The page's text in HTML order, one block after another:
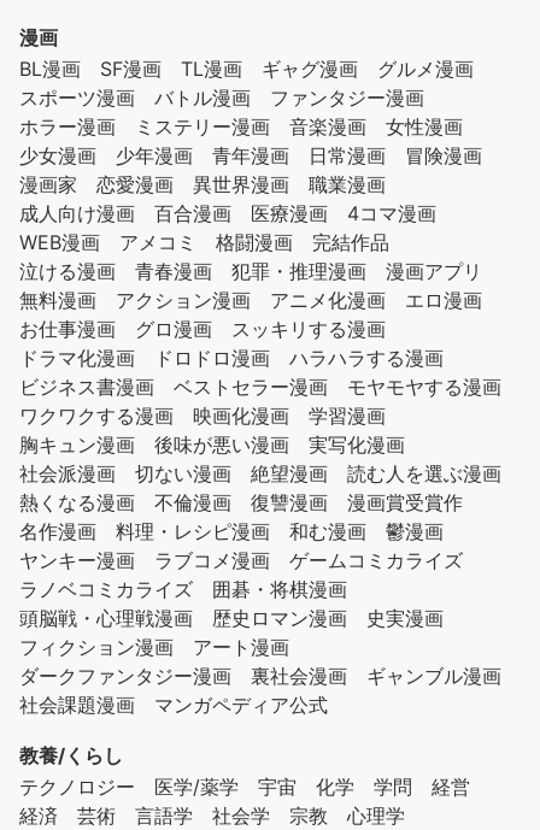
漫画
BL漫画
SF漫画 TL漫画 ギャグ漫画
グルメ漫画
スポーツ漫画
バトル漫画
ファンタジー漫画
ホラー漫画
ミステリー漫画 音楽漫画
女性漫画
少女漫画
少年漫画 青年漫画 日常漫画
冒険漫画
漫画家
恋愛漫画 異世界漫画
職業漫画
成人向け漫画
百合漫画 医療漫画
4コマ漫画
WEB漫画
アメコミ 格闘漫画
完結作品
泣ける漫画
青春漫画 犯罪・推理漫画
漫画アプリ
無料漫画
アクション漫画 アニメ化漫画
エロ漫画
お仕事漫画
グロ漫画
スッキリする漫画
ドラマ化漫画
ドロドロ漫画
ハラハラする漫画
ビジネス書漫画
ベストセラー漫画
モヤモヤする漫画
ワクワクする漫画
映画化漫画
学習漫画
胸キュン漫画
後味が悪い漫画
実写化漫画
社会派漫画
切ない漫画 絶望漫画
読む人を選ぶ漫画
熱くなる漫画
不倫漫画 復讐漫画
漫画賞受賞作
名作漫画
料理・レシピ漫画 和む漫画
鬱漫画
ヤンキー漫画
ラブコメ漫画
ゲームコミカライズ
ラノベコミカライズ
囲碁・将棋漫画
頭脳戦・心理戦漫画
歴史ロマン漫画
史実漫画
フィクション漫画
アート漫画
ダークファンタジー漫画
裏社会漫画
ギャンブル漫画
社会課題漫画
マンガペディア公式
教養/くらし
テクノロジー
医学/薬学 宇宙 化学 学問
経営
経済
芸術 言語学 社会学 宗教
心理学